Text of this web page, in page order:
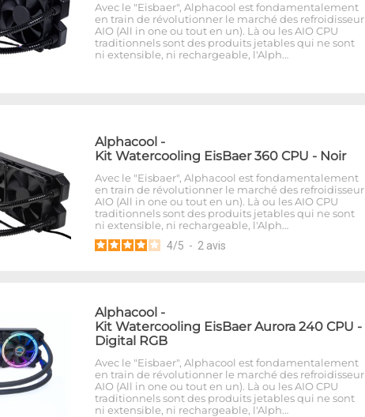
Avec le "Eisbaer", Alphacool est fondamentalement
en train de révolutionner le marché des refroidisseur
AIO (All in one ou tout en un). Là ou les AIO CPU
traditionnels sont des produits jetables qui ne sont
ni extensible, ni rechargeable, l'Alph…
Alphacool -
Kit Watercooling EisBaer 360 CPU - Noir
Avec le "Eisbaer", Alphacool est fondamentalement
en train de révolutionner le marché des refroidisseur
AIO (All in one ou tout en un). Là ou les AIO CPU
traditionnels sont des produits jetables qui ne sont
ni extensible, ni rechargeable, l'Alph…
4/5 - 2 avis
Alphacool -
Kit Watercooling EisBaer Aurora 240 CPU -
Digital RGB
Avec le "Eisbaer", Alphacool est fondamentalement
en train de révolutionner le marché des refroidisseur
AIO (All in one ou tout en un). Là ou les AIO CPU
traditionnels sont des produits jetables qui ne sont
ni extensible, ni rechargeable, l'Alph…